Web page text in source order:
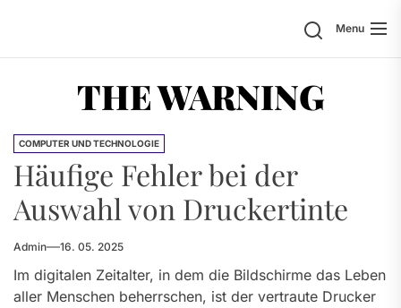
the
SearchMenu
THE WARNING
COMPUTER UND TECHNOLOGIE
Häufige Fehler bei der
Auswahl von Druckertinte
Admin 16. 05. 2025
Im digitalen Zeitalter, in dem die Bildschirme das Leben
aller Menschen beherrschen, ist der vertraute Drucker